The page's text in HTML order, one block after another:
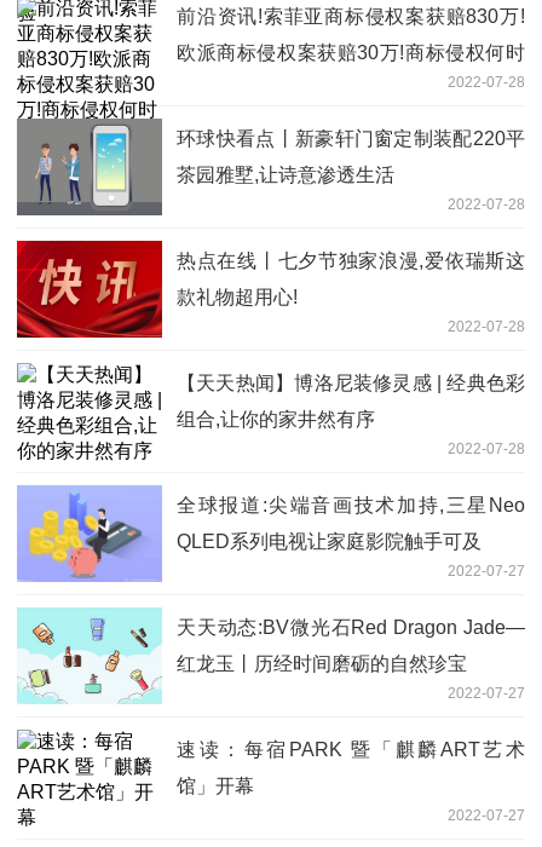
前沿资讯!索菲亚商标侵权案获赔830万!
欧派商标侵权案获赔30万!商标侵权何时
2022-07-28
环球快看点丨新豪轩门窗定制装配220平
茶园雅墅,让诗意渗透生活
2022-07-28
热点在线丨七夕节独家浪漫,爱依瑞斯这
款礼物超用心!
2022-07-28
【天天热闻】博洛尼装修灵感 | 经典色彩
组合,让你的家井然有序
2022-07-28
全球报道:尖端音画技术加持,三星Neo
QLED系列电视让家庭影院触手可及
2022-07-27
天天动态:BV微光石Red Dragon Jade—
红龙玉丨历经时间磨砺的自然珍宝
2022-07-27
速读：每宿PARK 暨「麒麟ART艺术
馆」开幕
2022-07-27